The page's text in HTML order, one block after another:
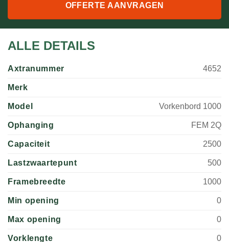
OFFERTE AANVRAGEN
ALLE DETAILS
Axtranummer 4652
Merk
Model Vorkenbord 1000
Ophanging FEM 2Q
Capaciteit 2500
Lastzwaartepunt 500
Framebreedte 1000
Min opening 0
Max opening 0
Vorklengte 0